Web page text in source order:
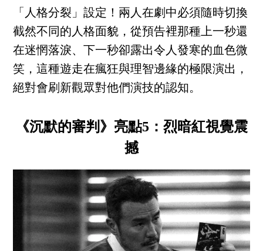
「人格分裂」設定！兩人在劇中必須隨時切換
截然不同的人格面貌，從預告裡那種上一秒還
在迷惘落淚、下一秒卻露出令人發寒的血色微
笑，這種遊走在瘋狂與理智邊緣的極限演出，
絕對會刷新觀眾對他們演技的認知。
《沉默的審判》亮點5：烈暗紅視覺震
撼